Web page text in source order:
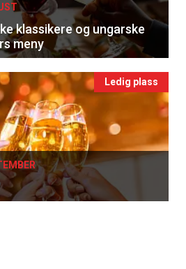
klassikere og ungarske
meny
Ledig plass